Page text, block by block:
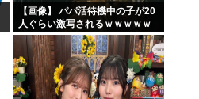
【画像】 パパ活待機中の子が20
人ぐらい激写されるｗｗｗｗｗ
ｗｗｗｗｗｗ